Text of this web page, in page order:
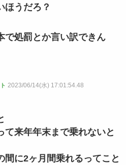
ほうだろ？
で処罰とか言い訳できん
2023/06/14(水) 17:01:54.48
て来年年末まで乗れないと
間に2ヶ月間乗れるってこと